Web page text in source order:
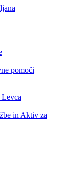
pomoči
Levca
in Aktiv za